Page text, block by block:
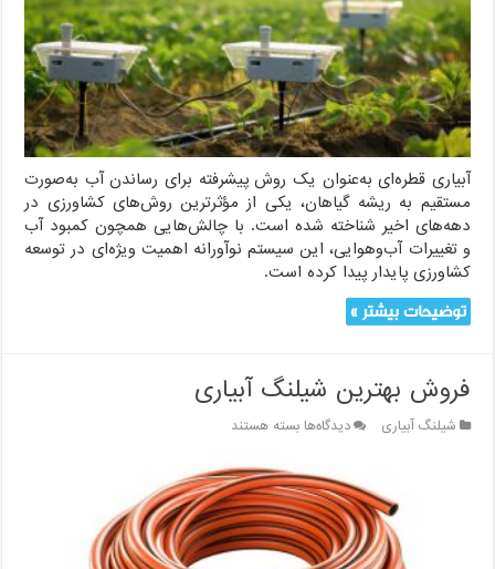
روندها
و
فناوری‌ها
آبیاری قطره‌ای به‌عنوان یک روش پیشرفته برای رساندن آب به‌صورت
مستقیم به ریشه گیاهان، یکی از مؤثرترین روش‌های کشاورزی در
دهه‌های اخیر شناخته شده است. با چالش‌هایی همچون کمبود آب
و تغییرات آب‌وهوایی، این سیستم نوآورانه اهمیت ویژه‌ای در توسعه
کشاورزی پایدار پیدا کرده است.
توضیحات بیشتر »
فروش بهترین شیلنگ آبیاری
شیلنگ آبیاری دیدگاه‌هابرای
بهترین
شیلنگ
آبیاری
بسته هستند